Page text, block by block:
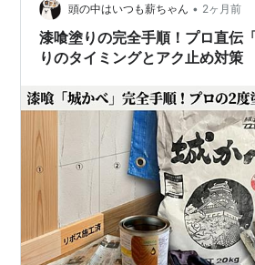
頭の中はいつも薪ちゃん • 2ヶ月前
漆喰塗りの完全手順！プロ直伝
りのタイミングとアク止め対策